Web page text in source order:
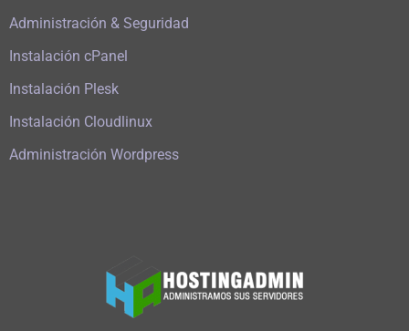
Administración & Seguridad
Instalación cPanel
Instalación Plesk
Instalación Cloudlinux
Administración Wordpress